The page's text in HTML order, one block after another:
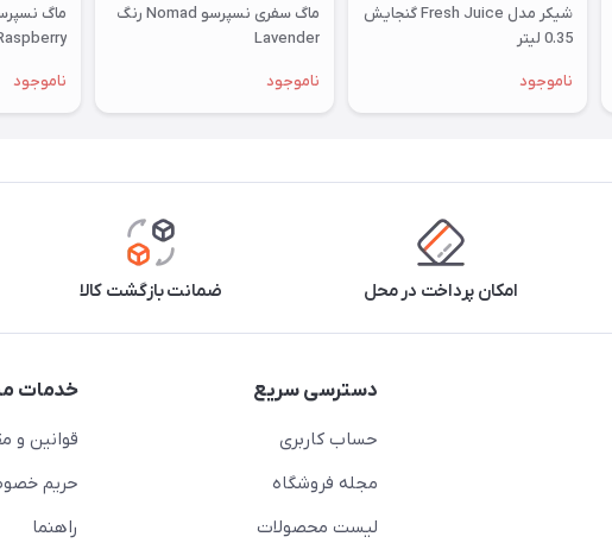
شیکر مدل Fresh Juice گنجایش
0.35 لیتر
ناموجود
ماگ سفری نسپرسو Nomad رنگ
Lavender
ناموجود ناموجود
امکان پرداخت در محل ضمانت بازگشت کالا
دسترسی سریع
حساب کاربری
مجله فروشگاه
لیست محصولات
خدمات
قوانین و
حریم
راهنما